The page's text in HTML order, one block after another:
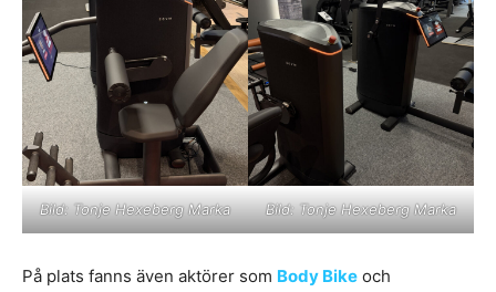
Bild: Tonje Hexeberg Marka Bild: Tonje Hexeberg Marka
På plats fanns även aktörer som Body Bike och